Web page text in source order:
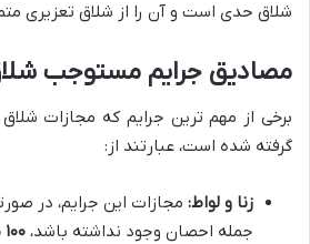
شلاق حدی است و آن را از شلاق تعزیری
مصادیق جرایم مستوجب
برخی از مهم ترین جرایم که مجازات
گرفته شده است، عبارتند از:
زنا و لواط: مجازات این جرایم، در
جمله احصان وجود نداشته باشد، ۱۰۰ ضربه شلاق حدی